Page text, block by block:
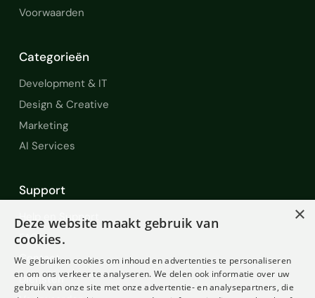
Voorwaarden
Categorieën
Development & IT
Design & Creative
Marketing
AI Services
Support
Help en Support
FAQ
Contact
Diensten
×
Deze website maakt gebruik van
cookies.
We gebruiken cookies om inhoud en advertenties te personaliseren
en om ons verkeer te analyseren. We delen ook informatie over uw
gebruik van onze site met onze advertentie- en analysepartners, die